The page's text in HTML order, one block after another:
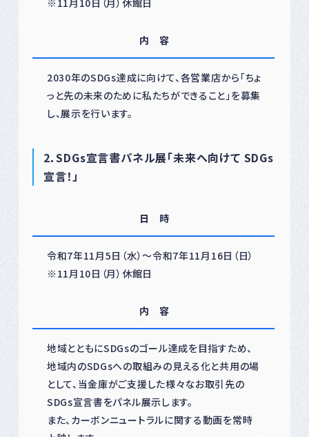
※11月10日（月）休館日
内 容
2030年のSDGs達成に向けて、各営業店から「ちょ
っと先の未来のために私たちができること」を募集
し、展示を行います。
2．SDGs宣言書パネル展「未来へ向けて SDGs
宣言！」
日 時
令和7年11月5日（水）～令和7年11月16日（日）
※11月10日（月）休館日
内 容
地域とともにSDGsのゴール達成を目指すため、
地域内のSDGsへの取組みの見える化と共用の場
として、当金庫がご支援した様々なお取引先の
SDGs宣言書をパネル展示します。
また、カーボンニュートラルに関する動画を常時